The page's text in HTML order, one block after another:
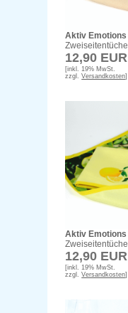
Aktiv
12,90 EUR
[inkl. 19% MwSt.
zzgl.Versandkosten]
Aktiv Emotions
12,90 EUR
[inkl. 19% MwSt.
zzgl.Versandkosten]